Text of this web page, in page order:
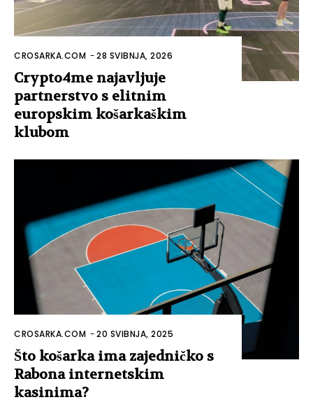
CROSARKA.COM -28 SVIBNJA, 2026
Crypto4me najavljuje
partnerstvo s elitnim
europskim košarkaškim
klubom
CROSARKA.COM -20 SVIBNJA, 2025
Što košarka ima zajedničko s
Rabona internetskim
kasinima?